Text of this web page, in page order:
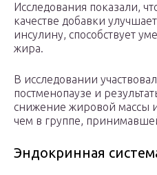
Исследования показали,
качестве добавки
инсулину, способствует
жира.
В исследовании
постменопаузе и
снижение жировой массы
чем в группе,
Эндокринная